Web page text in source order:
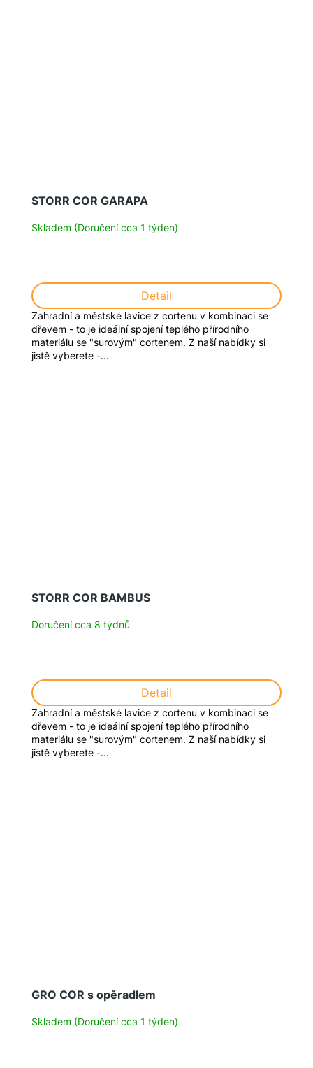
STORR COR GARAPA
Skladem (Doručení cca 1 týden)
Detail
Zahradní a městské lavice z cortenu v kombinaci se
dřevem - to je ideální spojení teplého přírodního
materiálu se "surovým" cortenem. Z naší nabídky si
jistě vyberete -...
STORR COR BAMBUS
Doručení cca 8 týdnů
Detail
Zahradní a městské lavice z cortenu v kombinaci se
dřevem - to je ideální spojení teplého přírodního
materiálu se "surovým" cortenem. Z naší nabídky si
jistě vyberete -...
GRO COR s opěradlem
Skladem (Doručení cca 1 týden)